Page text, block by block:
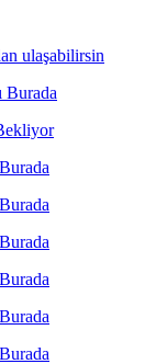
ulaşabilirsin
Burada